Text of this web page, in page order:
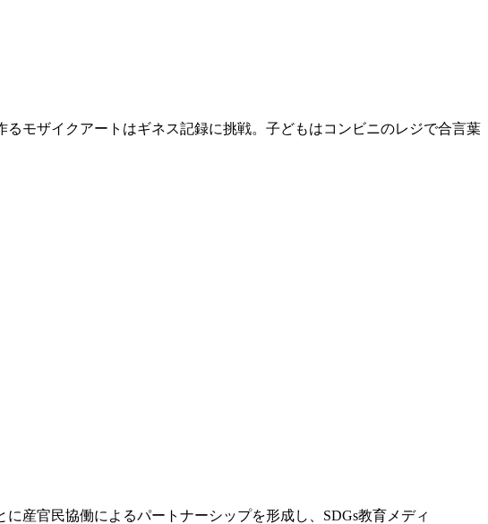
モザイクアートはギネス記録に挑戦。子どもはコンビニのレジで合言葉
産官民協働によるパートナーシップを形成し、SDGs教育メディ